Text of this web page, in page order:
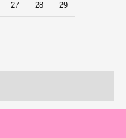
27 28 29